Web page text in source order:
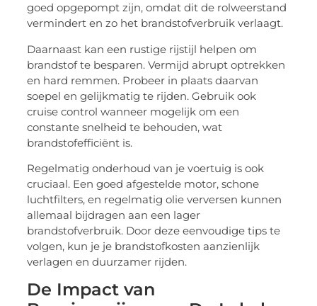
goed opgepompt zijn, omdat dit de rolweerstand
vermindert en zo het brandstofverbruik verlaagt.
Daarnaast kan een rustige rijstijl helpen om
brandstof te besparen. Vermijd abrupt optrekken
en hard remmen. Probeer in plaats daarvan
soepel en gelijkmatig te rijden. Gebruik ook
cruise control wanneer mogelijk om een
constante snelheid te behouden, wat
brandstofefficiënt is.
Regelmatig onderhoud van je voertuig is ook
cruciaal. Een goed afgestelde motor, schone
luchtfilters, en regelmatig olie verversen kunnen
allemaal bijdragen aan een lager
brandstofverbruik. Door deze eenvoudige tips te
volgen, kun je je brandstofkosten aanzienlijk
verlagen en duurzamer rijden.
De Impact van